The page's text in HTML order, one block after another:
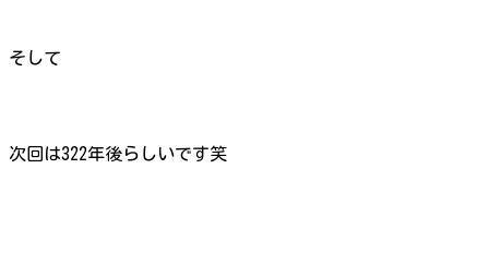
そして
次回は322年後らしいです笑